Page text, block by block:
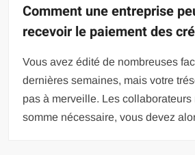
Comment une entreprise
recevoir le paiement des
Vous avez édité de nombreuses
dernières semaines, mais votre
pas à merveille. Les collaborateurs
somme nécessaire, vous devez